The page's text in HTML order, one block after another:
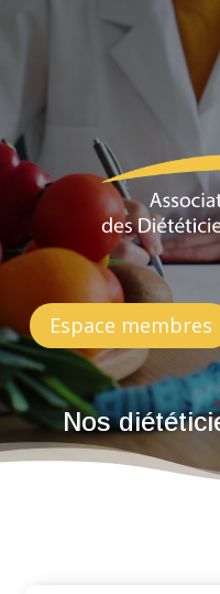
Espace membres
Nos